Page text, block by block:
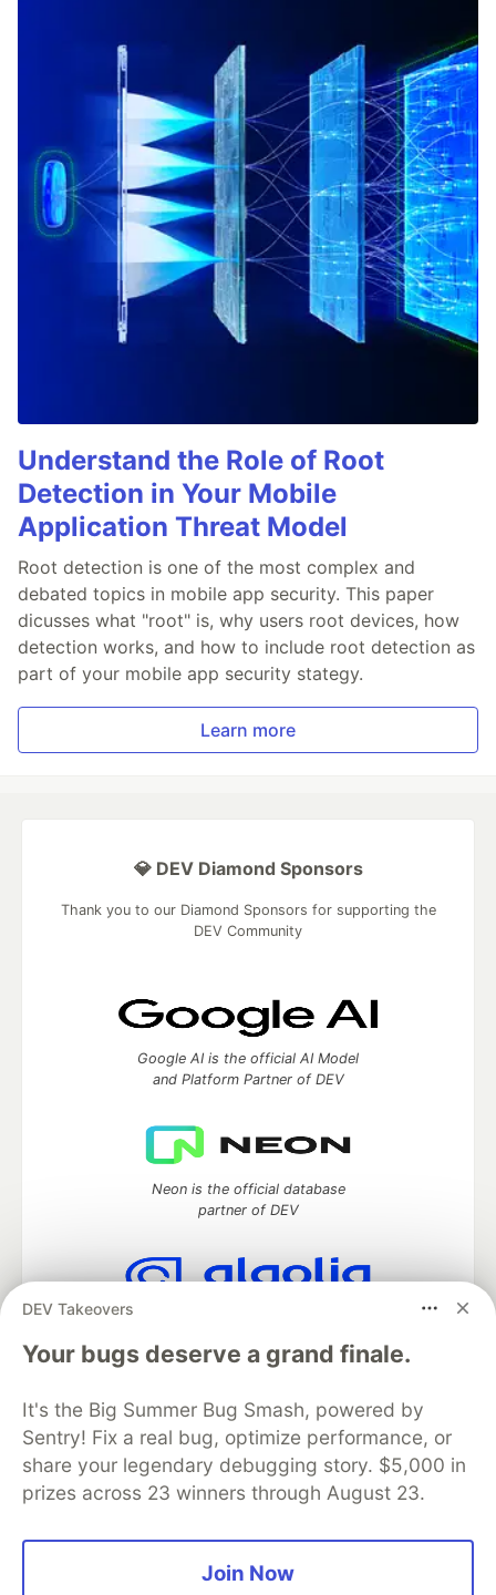
Understand the Role of Root
Detection in Your Mobile
Application Threat Model
Root detection is one of the most complex and
debated topics in mobile app security. This paper
dicusses what "root" is, why users root devices, how
detection works, and how to include root detection as
part of your mobile app security stategy.
Learn more
DEV Takeovers
Your bugs deserve a grand finale.
It's the Big Summer Bug Smash, powered by
Sentry! Fix a real bug, optimize performance, or
share your legendary debugging story. $5,000 in
prizes across 23 winners through August 23.
Join Now
💎 DEV Diamond Sponsors
Thank you to our Diamond Sponsors for supporting the
DEV Community
Google AI is the official AI Model
and Platform Partner of DEV
Neon is the official database
partner of DEV
Algolia is the official search partner
DEV Community — A space to discuss and keep up software
development and manage your software career
Home
DEV Challenges DEV++
Videos
Organization Accounts
DEV Showcase About
Contact
Free Postgres Database
Privacy Policy